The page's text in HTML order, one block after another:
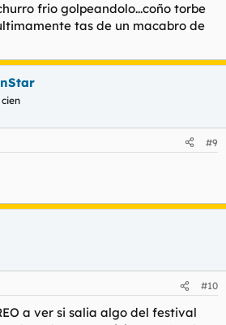
frio golpeandolo...coño torbe
tas de un macabro de
#9
#10
a ver si salia algo del festival